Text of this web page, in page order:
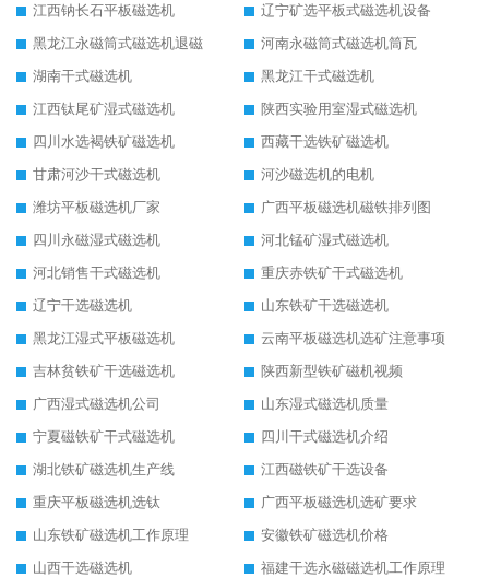
江西钠长石平板磁选机
辽宁矿选平板式磁选机设备
黑龙江永磁筒式磁选机退磁
河南永磁筒式磁选机筒瓦
湖南干式磁选机
黑龙江干式磁选机
江西钛尾矿湿式磁选机
陕西实验用室湿式磁选机
四川水选褐铁矿磁选机
西藏干选铁矿磁选机
甘肃河沙干式磁选机
河沙磁选机的电机
潍坊平板磁选机厂家
广西平板磁选机磁铁排列图
四川永磁湿式磁选机
河北锰矿湿式磁选机
河北销售干式磁选机
重庆赤铁矿干式磁选机
辽宁干选磁选机
山东铁矿干选磁选机
黑龙江湿式平板磁选机
云南平板磁选机选矿注意事项
吉林贫铁矿干选磁选机
陕西新型铁矿磁机视频
广西湿式磁选机公司
山东湿式磁选机质量
宁夏磁铁矿干式磁选机
四川干式磁选机介绍
湖北铁矿磁选机生产线
江西磁铁矿干选设备
重庆平板磁选机选钛
广西平板磁选机选矿要求
山东铁矿磁选机工作原理
安徽铁矿磁选机价格
山西干选磁选机
福建干选永磁磁选机工作原理